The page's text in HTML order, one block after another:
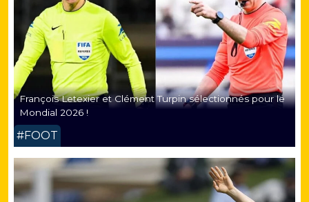
François Letexier et Clément Turpin sélectionnés pour le
Mondial 2026 !
#FOOT